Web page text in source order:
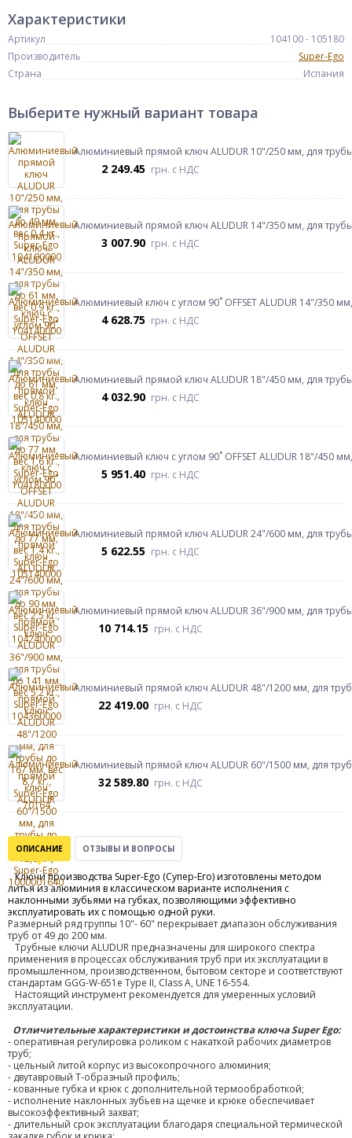
Характеристики
Артикул
104100 - 105180
Производитель
Super-Ego
Страна
Испания
Выберите нужный вариант товара
Алюминиевый прямой ключ ALUDUR 10"/250 мм, для трубы
2 249.45 грн. с НДС
Алюминиевый прямой ключ ALUDUR 14"/350 мм, для трубы
3 007.90 грн. с НДС
Алюминиевый ключ с углом 90˚ OFFSET ALUDUR 14"/350
4 628.75 грн. с НДС
Алюминиевый прямой ключ ALUDUR 18"/450 мм, для трубы
4 032.90 грн. с НДС
Алюминиевый ключ с углом 90˚ OFFSET ALUDUR 18"/450
5 951.40 грн. с НДС
Алюминиевый прямой ключ ALUDUR 24"/600 мм, для трубы
5 622.55 грн. с НДС
Алюминиевый прямой ключ ALUDUR 36"/900 мм, для трубы
10 714.15 грн. с НДС
Алюминиевый прямой ключ ALUDUR 48"/1200 мм, для
22 419.00 грн. с НДС
Алюминиевый прямой ключ ALUDUR 60"/1500 мм, для
32 589.80 грн. с НДС
ОПИСАНИЕ ОТЗЫВЫ И ВОПРОСЫ
Ключи производства Super-Ego (Супер-Его) изготовлены методом
литья из алюминия в классическом варианте исполнения с
наклонными зубьями на губках, позволяющими эффективно
эксплуатировать их с помощью одной руки.
Размерный ряд группы 10"- 60" перекрывает диапазон обслуживания
труб от 49 до 200 мм.
Трубные ключи ALUDUR предназначены для широкого спектра
применения в процессах обслуживания труб при их эксплуатации в
промышленном, производственном, бытовом секторе и соответствуют
стандартам GGG-W-651e Type II, Class A, UNE 16-554.
Настоящий инструмент рекомендуется для умеренных условий
эксплуатации.
Отличительные характеристики и достоинства ключа Super Ego:
- оперативная регулировка роликом с накаткой рабочих диаметров
труб;
- цельный литой корпус из высокопрочного алюминия;
- двутавровый Т-образный профиль;
- кованные губка и крюк с дополнительной термообработкой;
- исполнение наклонных зубьев на щечке и крюке обеспечивает
высокоэффективный захват;
- длительный срок эксплуатации благодаря специальной термической